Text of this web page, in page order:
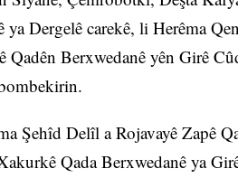
ya Dergelê carekê, li Herêma
Qadên Berxwedanê yên Girê
Şehîd Delîl a Rojavayê Zapê
Qada Berxwedanê ya